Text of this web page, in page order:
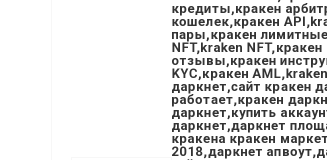
кредиты,кракен
кошелек,кракен
пары,кракен
NFT,kraken
отзывы,кракен
KYC,кракен
даркнет,сайт кракен
работает,кракен
даркнет,купить
даркнет,даркнет
кракена кракен
2018,даркнет